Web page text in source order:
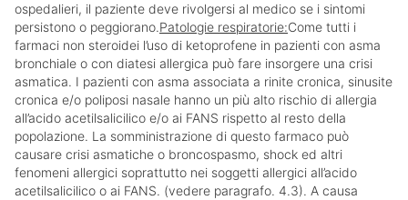
ospedalieri, il paziente deve rivolgersi al medico se i sintomi
persistono o peggiorano.Patologie respiratorie:Come tutti i
farmaci non steroidei l’uso di ketoprofene in pazienti con asma
bronchiale o con diatesi allergica può fare insorgere una crisi
asmatica. I pazienti con asma associata a rinite cronica, sinusite
cronica e/o poliposi nasale hanno un più alto rischio di allergia
all’acido acetilsalicilico e/o ai FANS rispetto al resto della
popolazione. La somministrazione di questo farmaco può
causare crisi asmatiche o broncospasmo, shock ed altri
fenomeni allergici soprattutto nei soggetti allergici all’acido
acetilsalicilico o ai FANS. (vedere paragrafo. 4.3). A causa